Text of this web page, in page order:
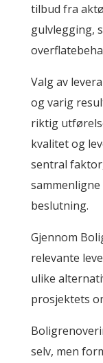
tilbud fra
gulvlegging,
Valg av
og varig
riktig
kvalitet og
sentral
beslutning.
Gjennom
relevante
ulike
prosjektets
selv, men